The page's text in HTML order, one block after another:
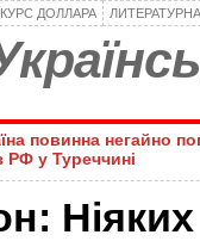
КУРС ДОЛЛАРА
повинна негайно
РФ у Туреччині